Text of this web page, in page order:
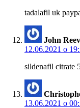
tadalafil uk
John
12.06.2021 о
sildenafil citrate
13.06.2021 о